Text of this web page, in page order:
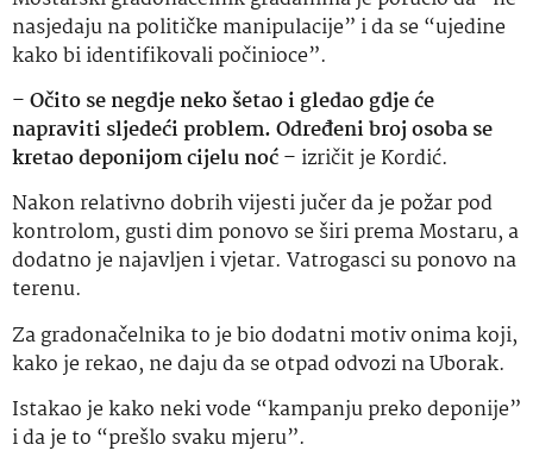
nasjedaju na političke manipulacije” i da se “ujedine
kako bi identifikovali počinioce”.
–Očito se negdje neko šetao i gledao gdje će
napraviti sljedeći problem. Određeni broj osoba se
kretao deponijom cijelu noć– izričit je Kordić.
Nakon relativno dobrih vijesti jučer da je požar pod
kontrolom, gusti dim ponovo se širi prema Mostaru, a
dodatno je najavljen i vjetar. Vatrogasci su ponovo na
terenu.
Za gradonačelnika to je bio dodatni motiv onima koji,
kako je rekao, ne daju da se otpad odvozi na Uborak.
Istakao je kako neki vode “kampanju preko deponije”
i da je to “prešlo svaku mjeru”.